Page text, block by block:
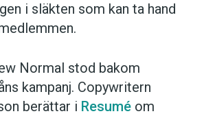
i släkten som kan ta hand
Normal stod bakom
kampanj. Copywritern
berättar i Resumé om